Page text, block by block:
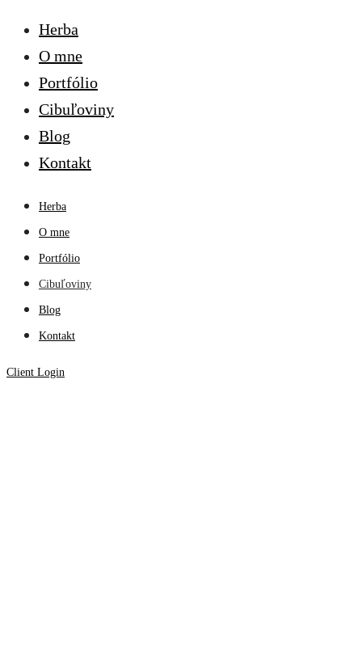
Herba
O mne
Portfólio
Cibuľoviny
Blog
Kontakt
Herba
O mne
Portfólio
Cibuľoviny
Blog
Kontakt
Client Login